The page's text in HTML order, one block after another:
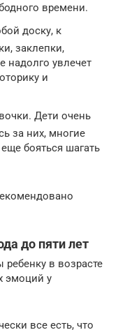
времени.
доску, к
заклепки,
надолго увлечет
и
Дети очень
за них, многие
бояться шагать
до пяти лет
в возрасте
эмоций у
все есть, что